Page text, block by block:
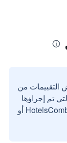
التقييمات من
تم إجراؤها
بواسطة مستخدمين حقيقيين مع HotelsCombined أو